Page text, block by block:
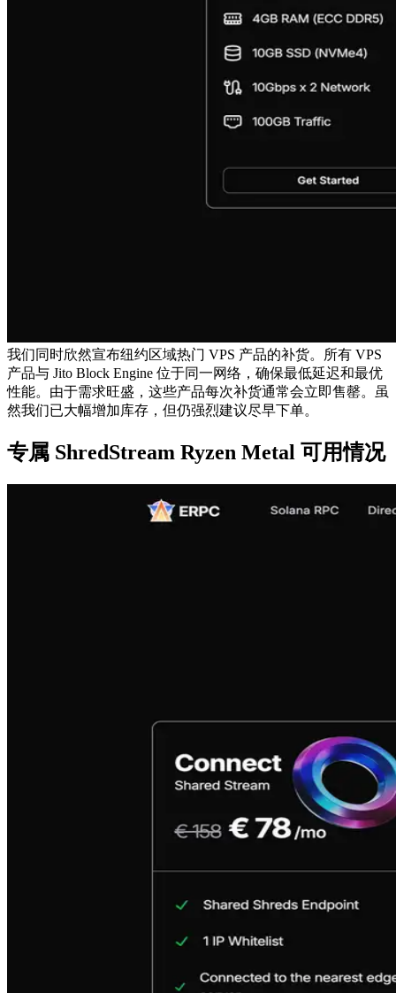
我们同时欣然宣布纽约区域热门 VPS 产品的补货。所有 VPS
产品与 Jito Block Engine 位于同一网络，确保最低延迟和最优
性能。由于需求旺盛，这些产品每次补货通常会立即售罄。虽
然我们已大幅增加库存，但仍强烈建议尽早下单。
专属 ShredStream Ryzen Metal 可用情况